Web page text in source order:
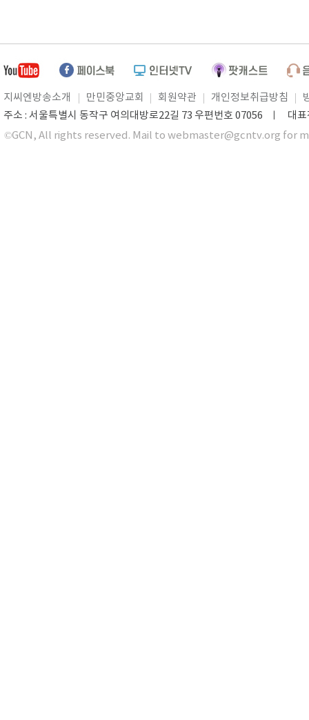
지씨엔방송소개 만민중앙교회 회원약관 개인정보취급방침
주소 : 서울특별시 동작구 여의대방로22길 73 우편번호 07056 ㅣ 대
©GCN, All rights reserved. Mail to webmaster@gcntv.org for